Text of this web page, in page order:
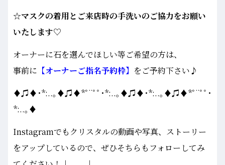
☆マスクの着用とご来店時の手洗いのご協力をお願い
いたします♡
オーナーに石を選んでほしい等ご希望の方は、
事前に 【オーナーご指名予約枠】 をご予約下さい♪
♦♫♦･*:..｡♦♫♦*ﾟ¨ﾟﾟ･*:..｡♦♫♦･*:..｡♦♫♦*ﾟ¨ﾟﾟ･
*:..｡♦
Instagramでもクリスタルの動画や写真、ストーリー
をアップしているので、ぜひそちらもフォローしてみ